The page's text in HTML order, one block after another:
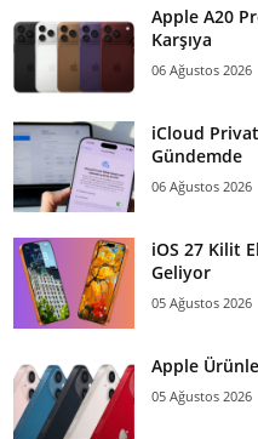
Apple A20
Karşıya
06 Ağustos 2026
iCloud
Gündemde
06 Ağustos 2026
iOS 27 Kilit
Geliyor
05 Ağustos 2026
Apple
05 Ağustos 2026